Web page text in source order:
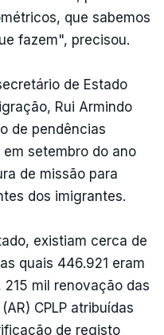
que sabemos
fazem", precisou.
de Estado
Rui Armindo
de pendências
setembro do ano
de missão para
dos imigrantes.
existiam cerca de
quais 446.921 eram
mil renovação das
CPLP atribuídas
de registo